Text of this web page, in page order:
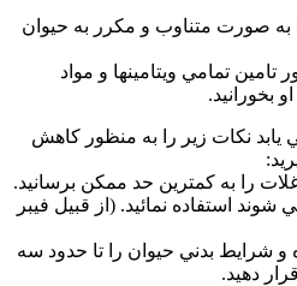
به صورت متناوب و مکرر به حيوان
تمامي ويتامينها و مواد
بخورانيد.
نکات زير را به منظور کاهش
شوند استفاده نمائيد. (از قبيل فيبر
و شرايط بدني حيوان را تا حدود سه
دهيد.